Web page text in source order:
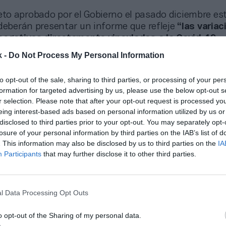
- Do Not Process My Personal Information
opt-out of the sale, sharing to third parties, or processing of your
for targeted advertising by us, please use the below opt-out
selection. Please note that after your opt-out request is processed
interest-based ads based on personal information utilized by us
to third parties prior to your opt-out. You may separately
of your personal information by third parties on the IAB’s list of
This information may also be disclosed by us to third parties on the
Participants that may further disclose it to other third parties.
Data Processing Opt Outs
opt-out of the Sharing of my personal data.
aprobado por el Gobierno el pasado diciembre
presentar un informe que refleje “las
directamente vinculadas a la Covid-19,
cada ejercicio económico las pérdidas de
pandemia, así como las ayudas públicas obtenidas
demás ahorros que se hayan derivado de la
para paliar los efectos”.
en 3 millones de euros el
conjunto en sus clubes,
con el CSD
imposible la vuelta de público a los pabellones, con
partida de ingresos por
. Aun así, con los